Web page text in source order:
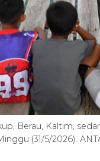
Berau, Kaltim,
(31/5/2026).